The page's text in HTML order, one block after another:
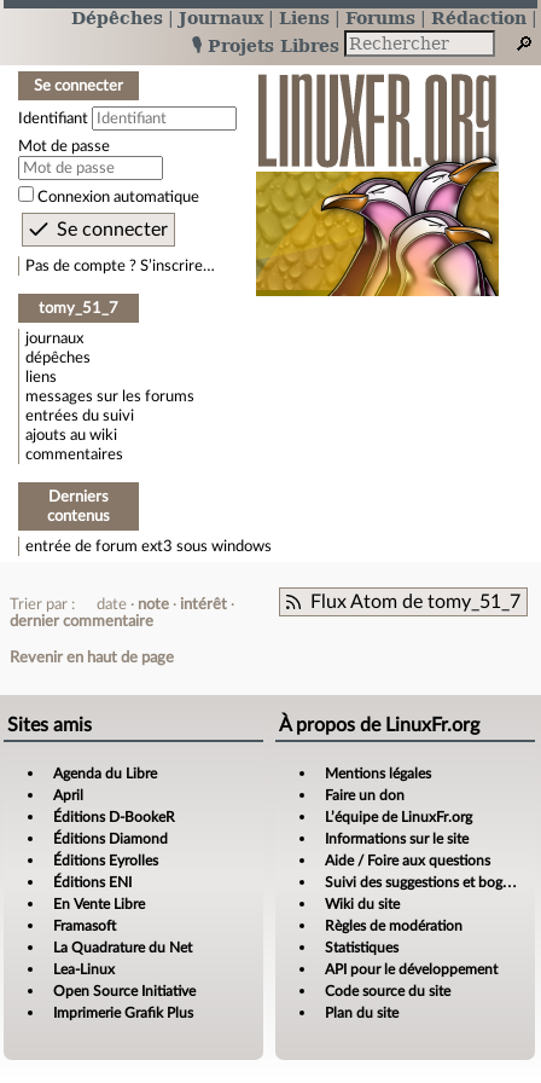
Dépêches Journaux Liens Forums
Rédaction
🎙️ Projets Libres
Se connecter
Identifiant
Mot de passe
Connexion automatique
Pas de compte ? S’inscrire…
tomy_51_7
journaux
dépêches
liens
messages sur les forums
entrées du suivi
ajouts au wiki
commentaires
Derniers
contenus
entrée de forum ext3 sous windows
Flux Atom de tomy_51_7
Trier par : date note
intérêt
dernier commentaire
Revenir en haut de page
Sites amis
Agenda du Libre
April
Éditions D-BookeR
Éditions Diamond
Éditions Eyrolles
Éditions ENI
En Vente Libre
Framasoft
La Quadrature du Net
Lea-Linux
Open Source Initiative
Imprimerie Grafik Plus
À propos de LinuxFr.org
Mentions légales
Faire un don
L’équipe de LinuxFr.org
Informations sur le site
Aide / Foire aux questions
Suivi des suggestions et bogues
Wiki du site
Règles de modération
Statistiques
API pour le développement
Code source du site
Plan du site